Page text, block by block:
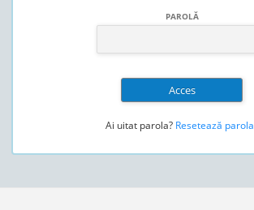
PAROLĂ
Ai uitat parola? Resetează parola